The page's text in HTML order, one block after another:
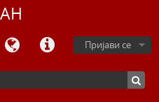
Пријави се